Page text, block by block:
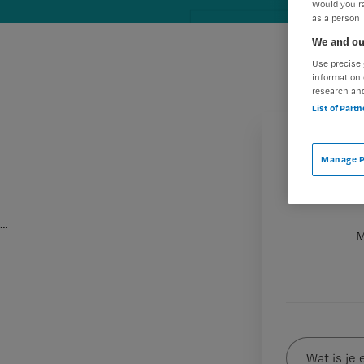
Wat
is
…
Would you
as a person
We and
Use
information
research
List of
Manage